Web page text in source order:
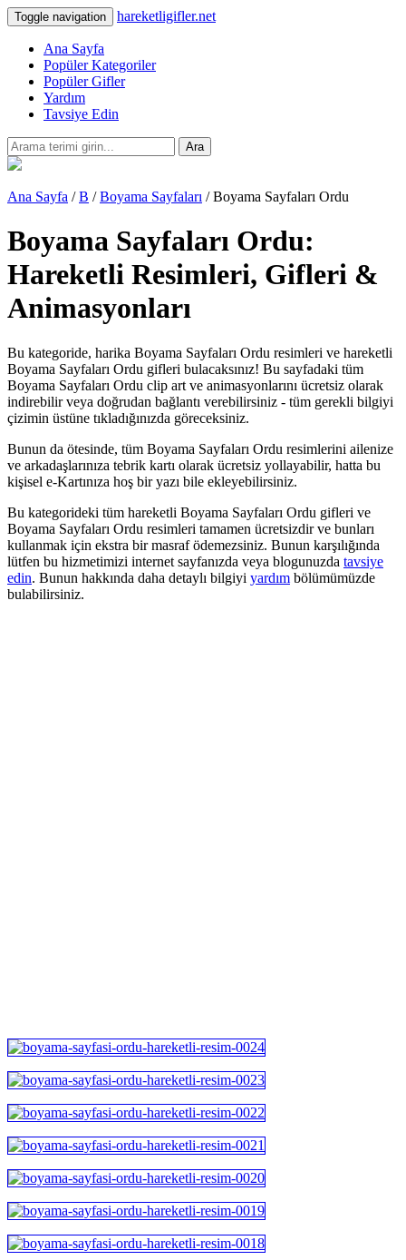
Toggle navigation hareketligifler.net
Ana Sayfa
Popüler Kategoriler
Popüler Gifler
Yardım
Tavsiye Edin
Ara
Ana Sayfa /B /Boyama Sayfaları / Boyama Sayfaları Ordu
Boyama Sayfaları Ordu:
Hareketli Resimleri, Gifleri &
Animasyonları
Bu kategoride, harika Boyama Sayfaları Ordu resimleri ve hareketli
Boyama Sayfaları Ordu gifleri bulacaksınız! Bu sayfadaki tüm
Boyama Sayfaları Ordu clip art ve animasyonlarını ücretsiz olarak
indirebilir veya doğrudan bağlantı verebilirsiniz - tüm gerekli bilgiyi
çizimin üstüne tıkladığınızda göreceksiniz.
Bunun da ötesinde, tüm Boyama Sayfaları Ordu resimlerini ailenize
ve arkadaşlarınıza tebrik kartı olarak ücretsiz yollayabilir, hatta bu
kişisel e-Kartınıza hoş bir yazı bile ekleyebilirsiniz.
Bu kategorideki tüm hareketli Boyama Sayfaları Ordu gifleri ve
Boyama Sayfaları Ordu resimleri tamamen ücretsizdir ve bunları
kullanmak için ekstra bir masraf ödemezsiniz. Bunun karşılığında
lütfen bu hizmetimizi internet sayfanızda veya blogunuzda tavsiye
edin. Bunun hakkında daha detaylı bilgiyi yardım bölümümüzde
bulabilirsiniz.